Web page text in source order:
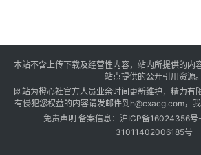
本站不含上传下载及经营性内容，站内所提供的内
站点提供的公开引用资源。
网站为橙心社官方人员业余时间更新维护，精力有
有侵犯您权益的内容请发邮件到h@cxacg.com，
免责声明 备案信息： 沪ICP备16024356号
31011402006185号